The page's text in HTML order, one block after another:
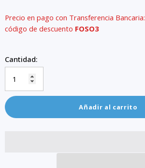
Precio en pago con Transferencia Bancaria:
código de descuento FOSO3
Cantidad:
Añadir al carrito